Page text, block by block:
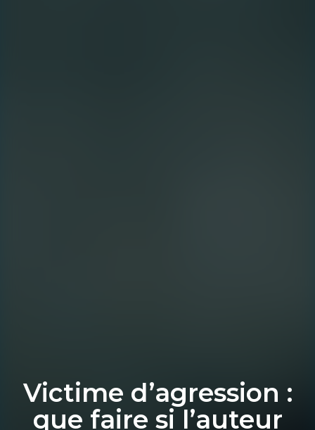
Victime d’agression :
que faire si l’auteur